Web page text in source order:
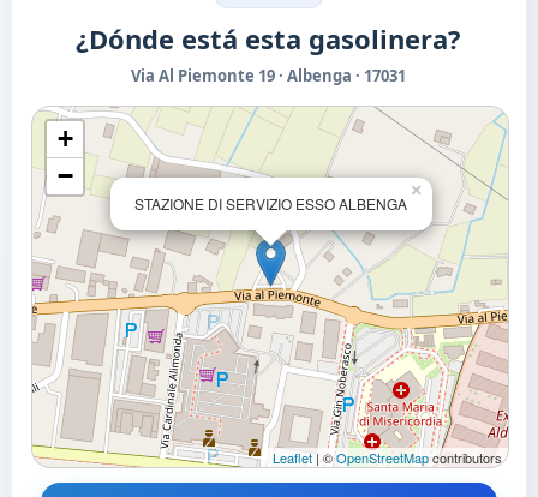
¿Dónde está esta gasolinera?
Via Al Piemonte 19 · Albenga · 17031
STAZIONE DI SERVIZIO ESSO ALBENGA
×
+
−
Leaflet | ©OpenStreetMapcontributors